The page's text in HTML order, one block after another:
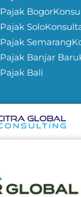
Bogor
Solo
Semarang
Banjar Baru
Bali